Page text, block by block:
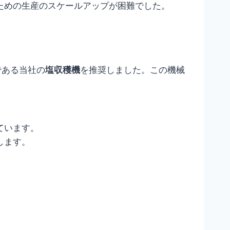
の生産のスケールアップが困難でした。
る当社の塩収穫機を推奨しました。この機械
ます。
す。